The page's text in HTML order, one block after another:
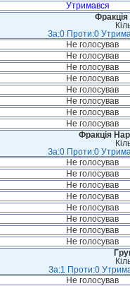
Утримався
Фракція
За:0 Проти:0
Не голосував
Не голосував
Не голосував
Не голосував
Не голосував
Не голосував
Не голосував
Не голосував
Фракція
За:0 Проти:0
Не голосував
Не голосував
Не голосував
Не голосував
Не голосував
Не голосував
Не голосував
Не голосував
За:1 Проти:0
Не голосував